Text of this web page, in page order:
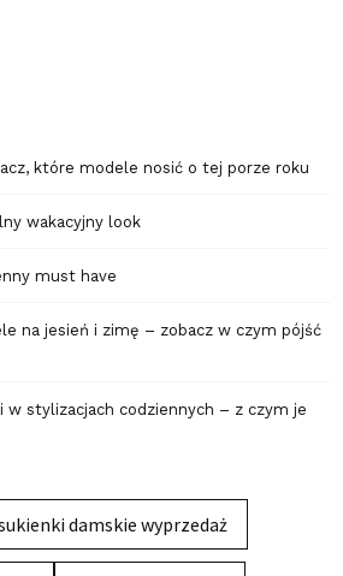
które modele nosić o tej porze roku
wakacyjny look
must have
na jesień i zimę – zobacz w czym pójść
w stylizacjach codziennych – z czym je
damskie wyprzedaż